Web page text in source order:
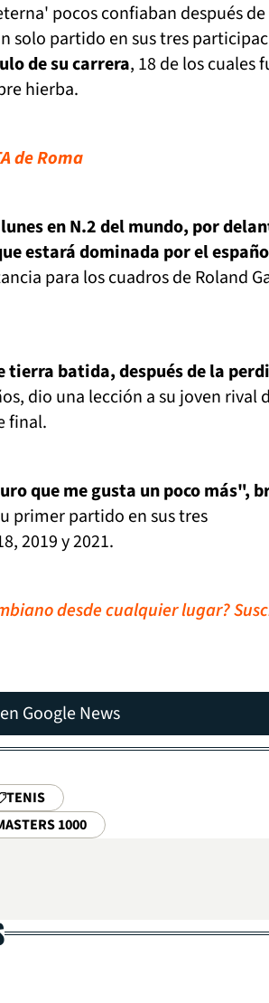
pocos confiaban después
solo partido en sus tres
de su carrera, 18 de los cuales
hierba.
de Roma
en N.2 del mundo, por
estará dominada por el
para los cuadros de Roland
tierra batida, después de la
dio una lección a su joven rival
final.
que me gusta un poco más",
primer partido en sus tres
2019 y 2021.
desde cualquier lugar?
Google News
TENIS
1000